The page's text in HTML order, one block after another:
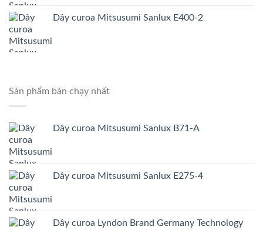
Dây curoa Mitsusumi Sanlux E400-2
Sản phẩm bán chạy nhất
Dây curoa Mitsusumi Sanlux B71-A
Dây curoa Mitsusumi Sanlux E275-4
Dây curoa Lyndon Brand Germany Technology